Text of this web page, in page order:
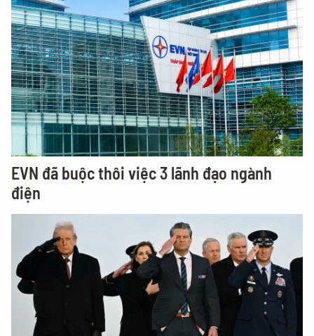
EVN đã buộc thôi việc 3 lãnh đạo ngành
điện